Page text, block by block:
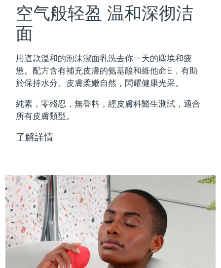
空气般轻盈 温和深彻洁
面
用這款溫和的泡沫潔面乳洗去你一天的塵埃和疲
憊。配方含有補充皮膚的氨基酸和維他命E，有助
於保持水分。皮膚柔嫩自然，閃耀健康光采。
純素，零殘忍，無香料，經皮膚科醫生測試，適合
所有皮膚類型。
了解詳情